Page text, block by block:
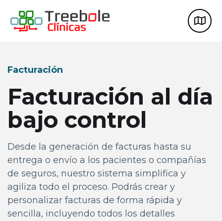
Facturación
Facturación al día
bajo control
Desde la generación de facturas hasta su
entrega o envío a los pacientes o compañías
de seguros, nuestro sistema simplifica y
agiliza todo el proceso. Podrás crear y
personalizar facturas de forma rápida y
sencilla, incluyendo todos los detalles